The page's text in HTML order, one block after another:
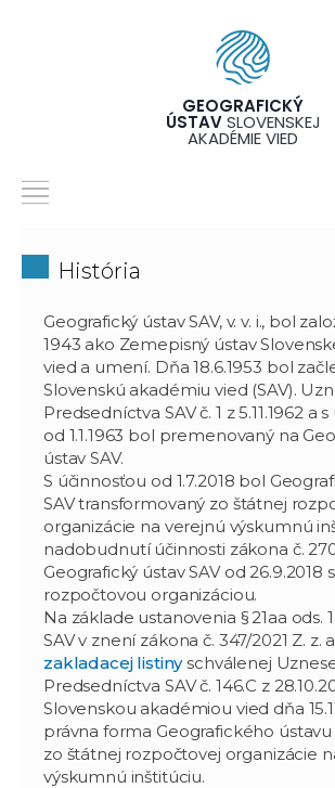
GEOGRAFICKÝ
ÚSTAVSLOVENSKEJ
AKADÉMIE VIED
História
Geografický ústav SAV, v. v. i., bol
1943 ako Zemepisný ústav
vied a umení. Dňa 18.6.1953 bol
Slovenskú akadémiu vied (SAV).
Predsedníctva SAV č. 1 z 5.11.1962 a
od 1.1.1963 bol premenovaný na
ústav SAV.
S účinnosťou od 1.7.2018 bol
SAV transformovaný zo štátnej
organizácie na verejnú výskumnú
nadobudnutí účinnosti zákona č.
Geografický ústav SAV od 26.9.2018
rozpočtovou organizáciou.
Na základe ustanovenia § 21aa ods.
SAV v znení zákona č. 347/2021 Z. z.
zakladacej listinyschválenej
Predsedníctva SAV č. 146.C z
Slovenskou akadémiou vied dňa
právna forma Geografického ústavu
zo štátnej rozpočtovej organizácie
výskumnú inštitúciu.